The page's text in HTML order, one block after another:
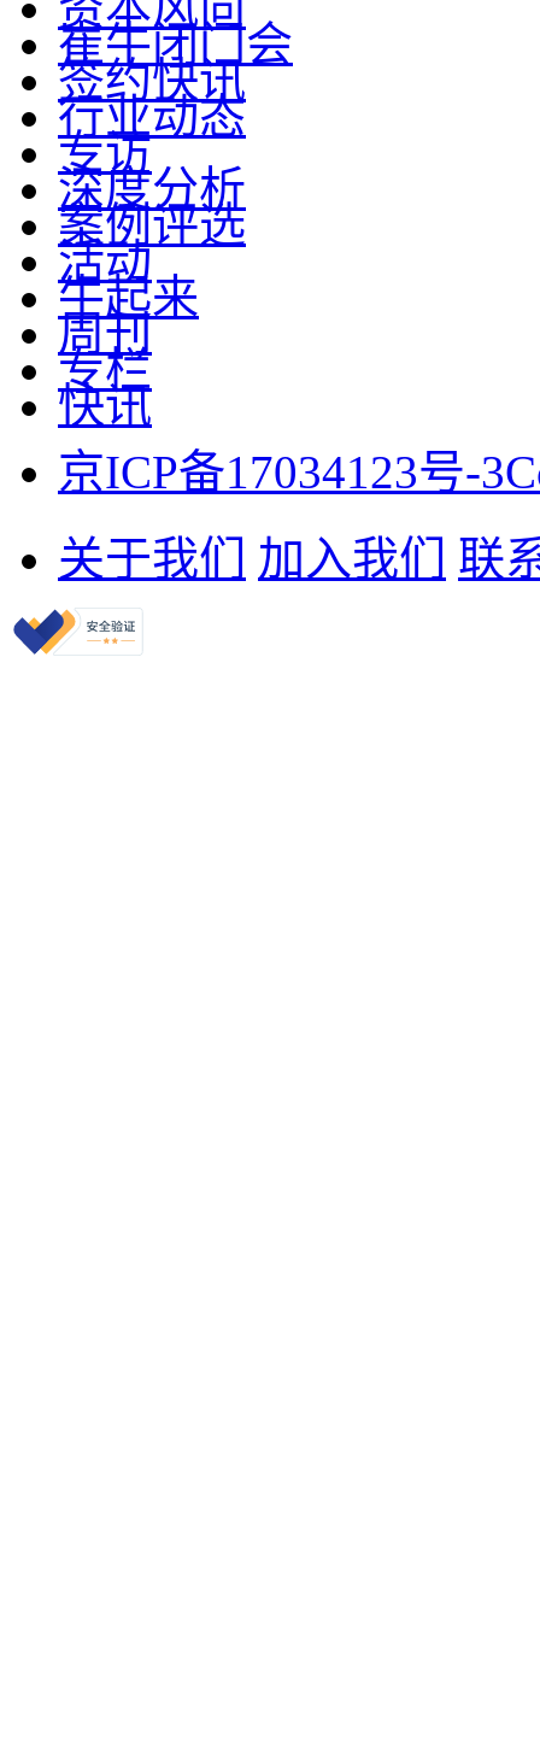
崔牛闭门会
签约快讯
行业动态
专访
深度分析
案例评选
活动
牛起来
周刊
专栏
快讯
京ICP备17034123号-3
关于我们
加入我们 联